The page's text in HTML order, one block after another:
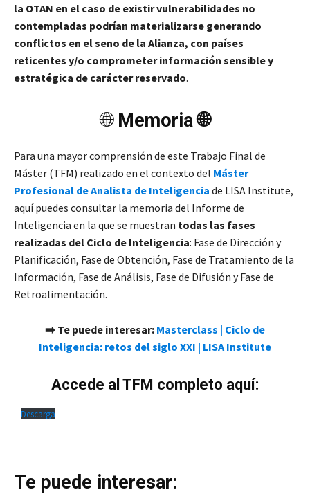
la OTAN en el caso de existir vulnerabilidades no
contempladas podrían materializarse generando
conflictos en el seno de la Alianza, con países
reticentes y/o comprometer información sensible y
estratégica de carácter reservado.
🌐 Memoria 🌐
Para una mayor comprensión de este Trabajo Final de
Máster (TFM) realizado en el contexto del Máster
Profesional deAnalista de Inteligencia de LISA Institute,
aquí puedes consultar la memoria del Informe de
Inteligencia en la que se muestran todas las fases
realizadas del Ciclo de Inteligencia: Fase de Dirección y
Planificación, Fase de Obtención, Fase de Tratamiento de la
Información, Fase de Análisis, Fase de Difusión y Fase de
Retroalimentación.
➡️ Te puede interesar: Masterclass | Ciclo de
Inteligencia: retos del siglo XXI | LISA Institute
Accede al TFM completo aquí:
Descarga
Te puede interesar: